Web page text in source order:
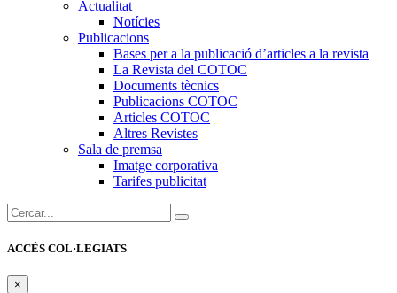
Actualitat
Notícies
Publicacions
Bases per a la publicació d’articles a la revista
La Revista del COTOC
Documents tècnics
Publicacions COTOC
Articles COTOC
Altres Revistes
Sala de premsa
Imatge corporativa
Tarifes publicitat
Cercar:
ACCÉS COL·LEGIATS
×